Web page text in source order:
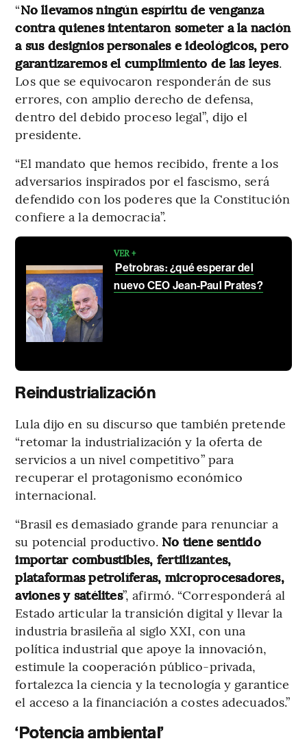
“No llevamos ningún espíritu de venganza
contra quienes intentaron someter a la nación
a sus designios personales e ideológicos, pero
garantizaremos el cumplimiento de las leyes.
Los que se equivocaron responderán de sus
errores, con amplio derecho de defensa,
dentro del debido proceso legal”, dijo el
presidente.
“El mandato que hemos recibido, frente a los
adversarios inspirados por el fascismo, será
defendido con los poderes que la Constitución
confiere a la democracia”.
VER +
Petrobras: ¿qué esperar del
nuevo CEO Jean-Paul Prates?
Reindustrialización
Lula dijo en su discurso que también pretende
“retomar la industrialización y la oferta de
servicios a un nivel competitivo” para
recuperar el protagonismo económico
internacional.
“Brasil es demasiado grande para renunciar a
su potencial productivo. No tiene sentido
importar combustibles, fertilizantes,
plataformas petrolíferas, microprocesadores,
aviones y satélites”, afirmó. “Corresponderá al
Estado articular la transición digital y llevar la
industria brasileña al siglo XXI, con una
política industrial que apoye la innovación,
estimule la cooperación público-privada,
fortalezca la ciencia y la tecnología y garantice
el acceso a la financiación a costes adecuados.”
‘Potencia ambiental’